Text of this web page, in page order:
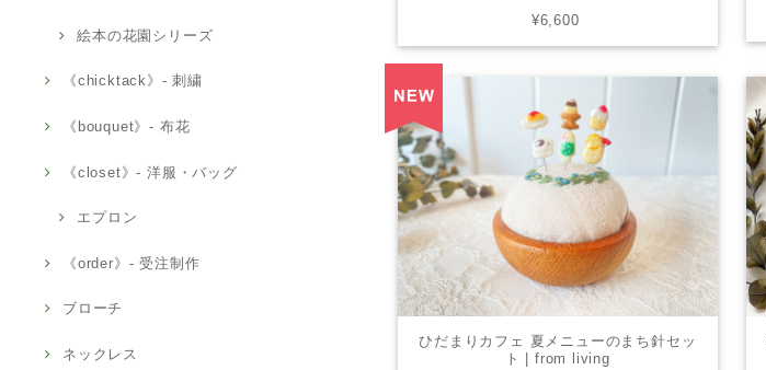
絵本の花園シリーズ
《chicktack》- 刺繍
《bouquet》- 布花
《closet》- 洋服・バッグ
エプロン
《order》- 受注制作
ブローチ
ネックレス
¥6,600
ひだまりカフェ 夏メニューのまち針セッ
ト | from living